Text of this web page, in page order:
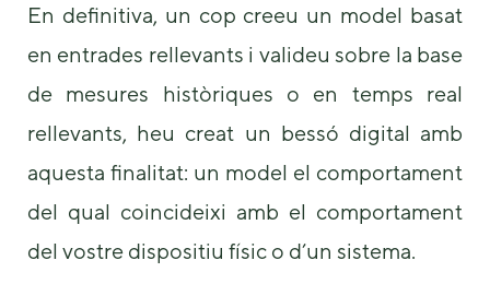
En definitiva, un cop creeu un model basat
en entrades rellevants i valideu sobre la base
de mesures històriques o en temps real
rellevants, heu creat un bessó digital amb
aquesta finalitat: un model el comportament
del qual coincideixi amb el comportament
del vostre dispositiu físic o d’un sistema.